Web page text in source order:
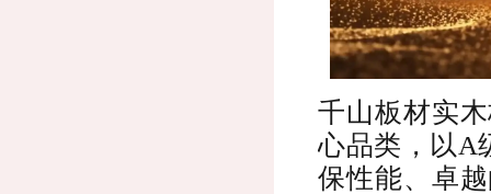
千山板材实
心品类，以A
保性能、卓